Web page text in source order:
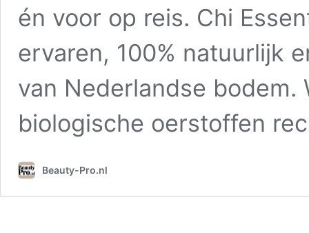
én voor op reis. Chi
ervaren, 100% natuurlijk
van Nederlandse bodem.
biologische oerstoffen
Beauty-Pro.nl